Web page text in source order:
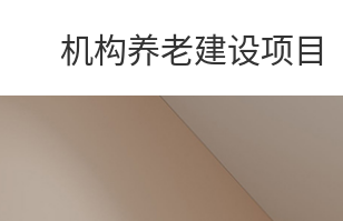
机构养老建设项目